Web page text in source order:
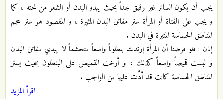
يجب أن يكون الساتر غير رقيق جداً بحيث يبدو البدن أو الشعر من تحته ، كما
و يجب على الفتاة أو المرأة ستر مفاتن البدن المثيرة ، و المقصود هو ستر حجم
المناطق الحساسة المثيرة في البدن .
إذن : فلو فرضنا أن المرأة إرتدت بنطلوناً واسعاً متحشماً لا يبدي مفاتن البدن
و لبست قميصاً واسعاً كذلك ، و أرخت القميص على البنطلون بحيث يستر
المناطق الحساسة كانت قد أدَّت عليها من الواجب .
اقرأ المزيد